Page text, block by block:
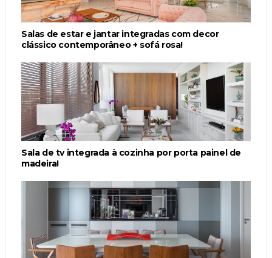
Salas de estar e jantar integradas com decor
clássico contemporâneo + sofá rosa!
Sala de tv integrada à cozinha por porta painel de
madeira!